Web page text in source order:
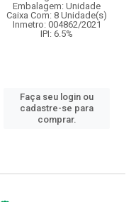
Embalagem: Unidade
Caixa Com: 8 Unidade(s)
Inmetro: 004862/2021
IPI: 6.5%
Faça seu login ou
cadastre-se para
comprar.